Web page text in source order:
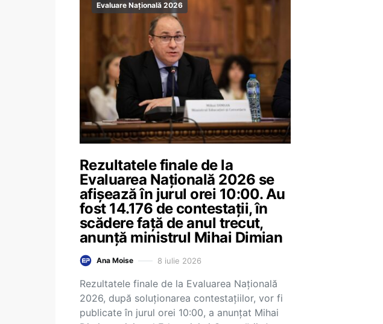
Evaluare Națională 2026
Rezultatele finale de la
Evaluarea Națională 2026 se
afișează în jurul orei 10:00. Au
fost 14.176 de contestații, în
scădere față de anul trecut,
anunță ministrul Mihai Dimian
Ana Moise 8 iulie 2026
Rezultatele finale de la Evaluarea Națională
2026, după soluționarea contestațiilor, vor fi
publicate în jurul orei 10:00, a anunțat Mihai